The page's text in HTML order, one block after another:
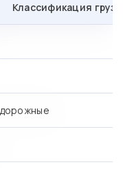
Классификация